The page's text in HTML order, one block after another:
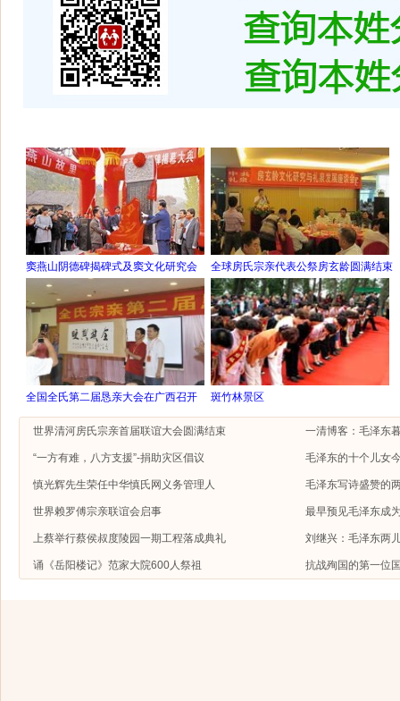
窦燕山阴德碑揭碑式及窦文化研究会 全球房氏宗亲代表公祭房玄龄圆满结束
全国全氏第二届恳亲大会在广西召开 斑竹林景区
世界清河房氏宗亲首届联谊大会圆满结束 一清博客：毛泽东
“一方有难，八方支援”-捐助灾区倡议 毛泽东的十个儿女
慎光辉先生荣任中华慎氏网义务管理人 毛泽东写诗盛赞的
世界赖罗傅宗亲联谊会启事 最早预见毛泽东成
上蔡举行蔡侯叔度陵园一期工程落成典礼 刘继兴：毛泽东两
诵《岳阳楼记》范家大院600人祭祖 抗战殉国的第一位